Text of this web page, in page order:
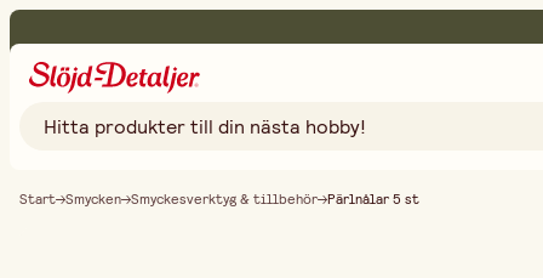
Start Smycken Smyckesverktyg & tillbehör Pärlnålar 5 st